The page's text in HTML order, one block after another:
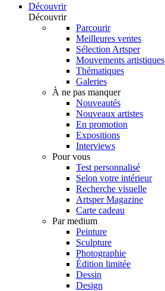
Découvrir
Découvrir
Parcourir
Meilleures ventes
Sélection Artsper
Mouvements artistiques
Thématiques
Galeries
À ne pas manquer
Nouveautés
Nouveaux artistes
En promotion
Expositions
Interviews
Pour vous
Test personnalisé
Selon votre intérieur
Recherche visuelle
Artsper Magazine
Carte cadeau
Par medium
Peinture
Sculpture
Photographie
Édition limitée
Dessin
Design